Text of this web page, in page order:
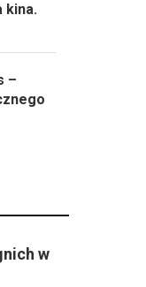
kina.
–
w